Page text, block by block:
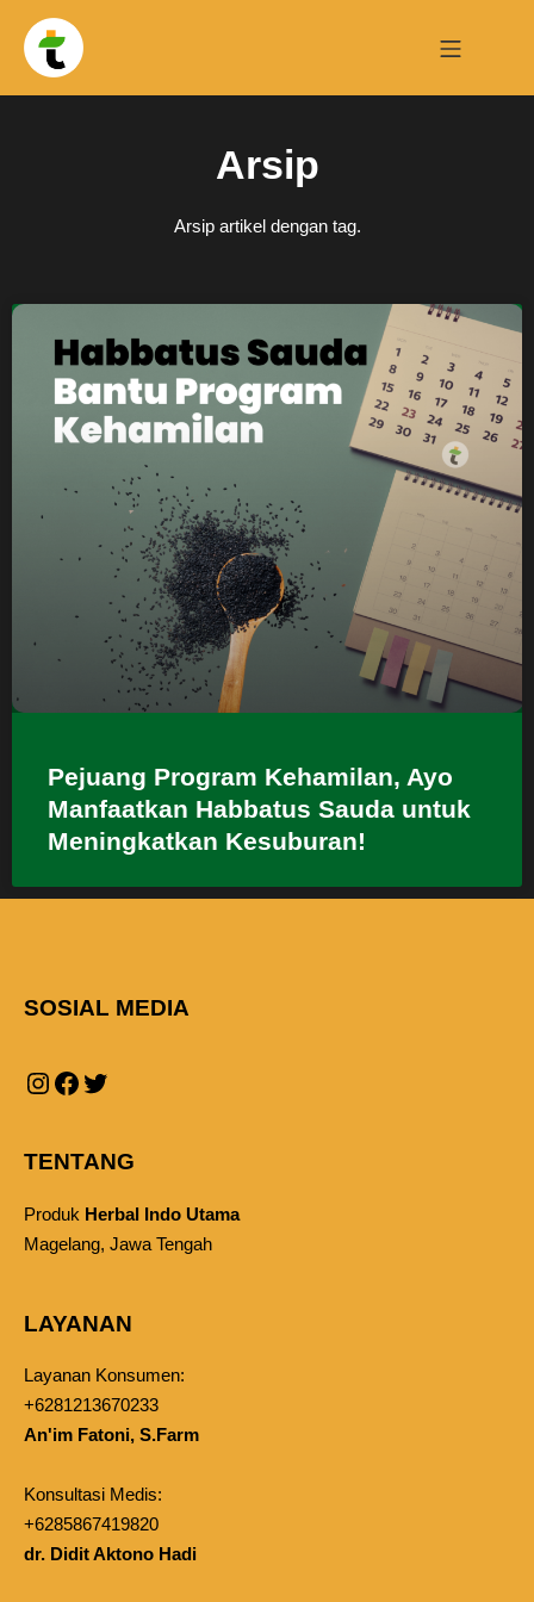
Arsip
Arsip artikel dengan tag.
Pejuang Program Kehamilan, Ayo
Manfaatkan Habbatus Sauda untuk
Meningkatkan Kesuburan!
SOSIAL MEDIA
TENTANG
Produk Herbal Indo Utama
Magelang, Jawa Tengah
LAYANAN
Layanan Konsumen:
+6281213670233
An'im Fatoni, S.Farm
Konsultasi Medis:
+6285867419820
dr. Didit Aktono Hadi